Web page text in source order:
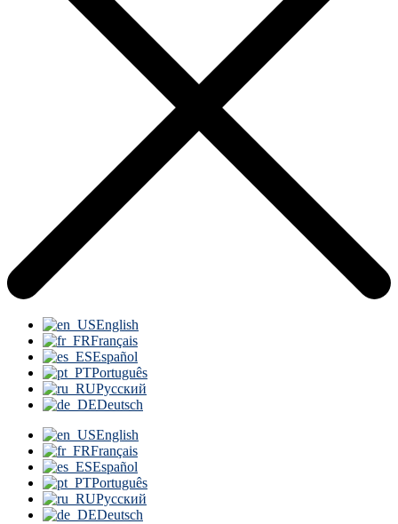
English
Français
Español
Português
Русский
Deutsch
English
Français
Español
Português
Русский
Deutsch